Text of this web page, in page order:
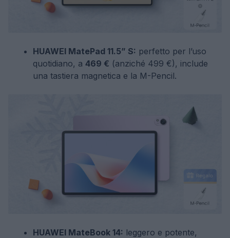
HUAWEI MatePad 11.5” S: perfetto per l’uso
quotidiano, a 469 € (anziché 499 €), include
una tastiera magnetica e la M-Pencil.
HUAWEI MateBook 14: leggero e potente,